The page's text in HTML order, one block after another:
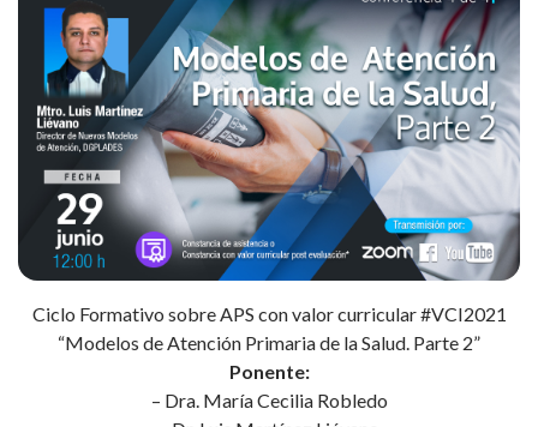
Ciclo Formativo sobre APS con valor curricular #VCI2021
“Modelos de Atención Primaria de la Salud. Parte 2”
Ponente:
– Dra. María Cecilia Robledo